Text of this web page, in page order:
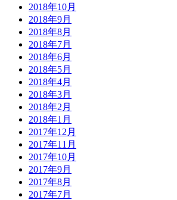
2018年10月
2018年9月
2018年8月
2018年7月
2018年6月
2018年5月
2018年4月
2018年3月
2018年2月
2018年1月
2017年12月
2017年11月
2017年10月
2017年9月
2017年8月
2017年7月